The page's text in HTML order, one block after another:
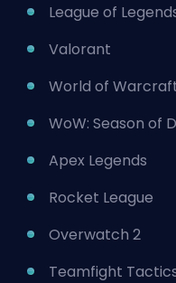
League of
Valorant
World of
WoW: Season of
Apex Legends
Rocket League
Overwatch 2
Teamfight